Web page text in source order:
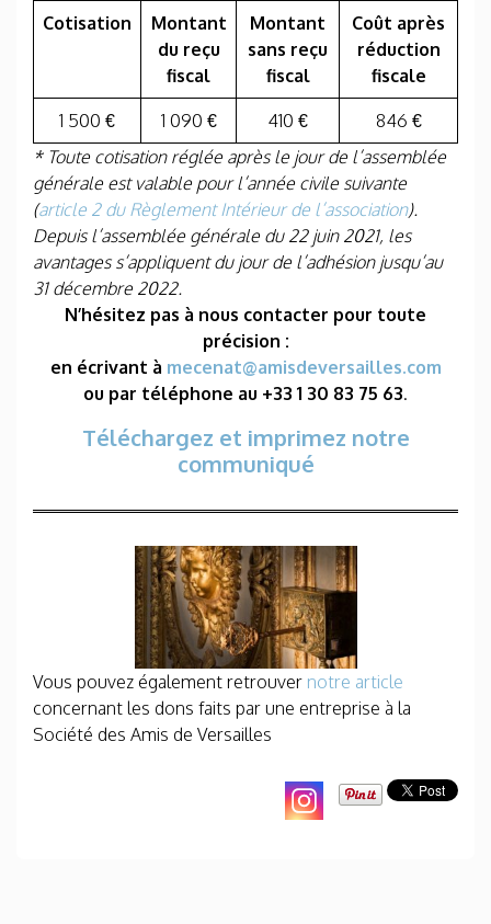
Cotisation
Montant
du reçu
fiscal
Montant
sans reçu
fiscal
Coût après
réduction
fiscale
1 500 € 1 090 € 410 €
846 €
* Toute cotisation réglée après le jour de l’assemblée
générale est valable pour l’année civile suivante
(article 2 du Règlement Intérieur de l’association).
Depuis l’assemblée générale du 22 juin 2021, les
avantages s’appliquent du jour de l’adhésion jusqu’au
31 décembre 2022.
N’hésitez pas à nous contacter pour toute
précision :
en écrivant à mecenat@amisdeversailles.com
ou par téléphone au +33 1 30 83 75 63.
Téléchargez et imprimez notre
communiqué
Vous pouvez également retrouver notre article
concernant les dons faits par une entreprise à la
Société des Amis de Versailles